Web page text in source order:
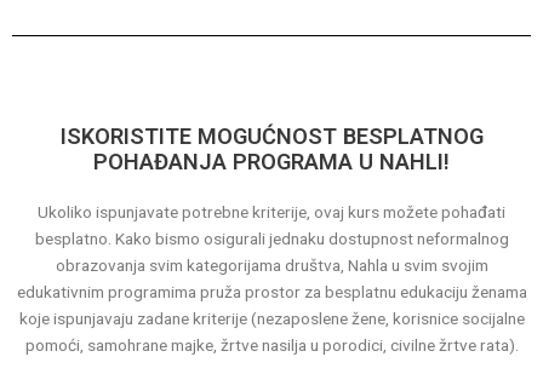
ISKORISTITE MOGUĆNOST BESPLATNOG
POHAĐANJA PROGRAMA U NAHLI!
Ukoliko ispunjavate potrebne kriterije, ovaj kurs možete pohađati
besplatno. Kako bismo osigurali jednaku dostupnost neformalnog
obrazovanja svim kategorijama društva, Nahla u svim svojim
edukativnim programima pruža prostor za besplatnu edukaciju ženama
koje ispunjavaju zadane kriterije (nezaposlene žene, korisnice socijalne
pomoći, samohrane majke, žrtve nasilja u porodici, civilne žrtve rata).